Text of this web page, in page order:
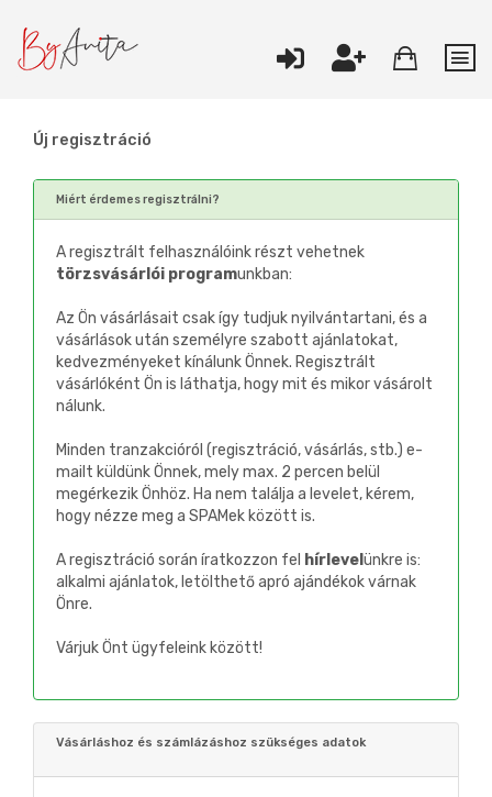
Új regisztráció
Miért érdemes regisztrálni?
A regisztrált felhasználóink részt vehetnek
törzsvásárlói programunkban:
Az Ön vásárlásait csak így tudjuk nyilvántartani, és a
vásárlások után személyre szabott ajánlatokat,
kedvezményeket kínálunk Önnek. Regisztrált
vásárlóként Ön is láthatja, hogy mit és mikor vásárolt
nálunk.
Minden tranzakcióról (regisztráció, vásárlás, stb.) e-
mailt küldünk Önnek, mely max. 2 percen belül
megérkezik Önhöz. Ha nem találja a levelet, kérem,
hogy nézze meg a SPAMek között is.
A regisztráció során íratkozzon fel hírlevel ünkre is:
alkalmi ajánlatok, letölthető apró ajándékok várnak
Önre.
Várjuk Önt ügyfeleink között!
Vásárláshoz és számlázáshoz szükséges adatok